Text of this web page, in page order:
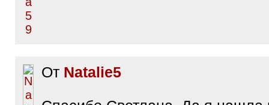
От Natalie5